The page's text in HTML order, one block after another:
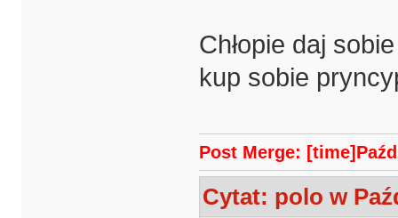
Chłopie daj
kup sobie
Post Merge:
Cytat: polo w